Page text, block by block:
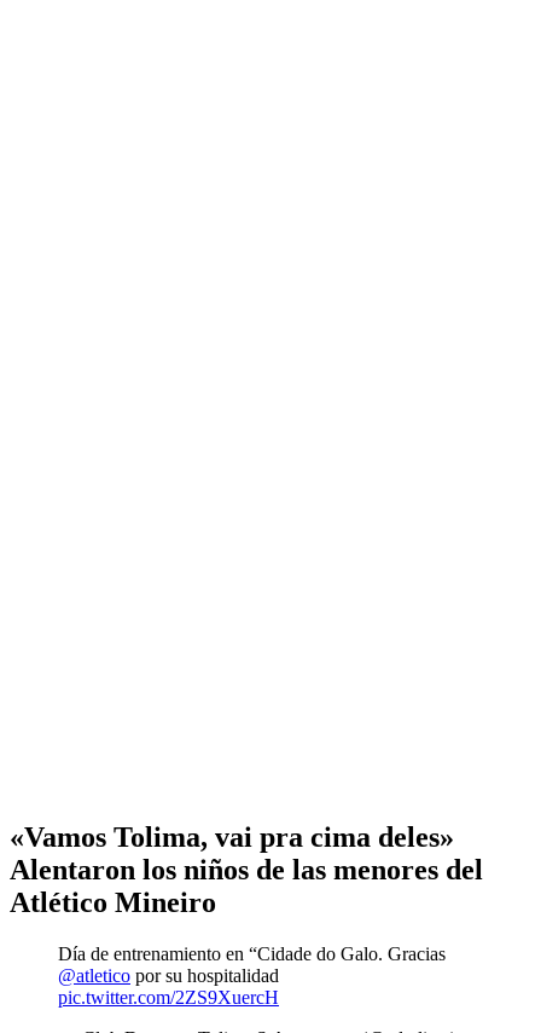
«Vamos Tolima, vai pra cima deles»
Alentaron los niños de las menores del
Atlético Mineiro
Día de entrenamiento en “Cidade do Galo. Gracias
@atletico por su hospitalidad
pic.twitter.com/2ZS9XuercH